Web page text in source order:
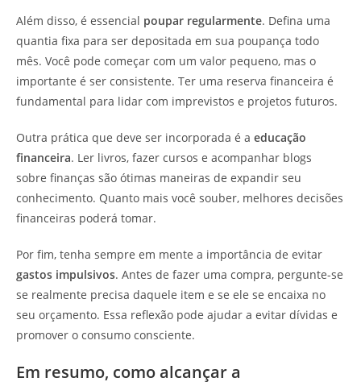
Além disso, é essencial poupar regularmente. Defina uma
quantia fixa para ser depositada em sua poupança todo
mês. Você pode começar com um valor pequeno, mas o
importante é ser consistente. Ter uma reserva financeira é
fundamental para lidar com imprevistos e projetos futuros.
Outra prática que deve ser incorporada é a educação
financeira. Ler livros, fazer cursos e acompanhar blogs
sobre finanças são ótimas maneiras de expandir seu
conhecimento. Quanto mais você souber, melhores decisões
financeiras poderá tomar.
Por fim, tenha sempre em mente a importância de evitar
gastos impulsivos. Antes de fazer uma compra, pergunte-se
se realmente precisa daquele item e se ele se encaixa no
seu orçamento. Essa reflexão pode ajudar a evitar dívidas e
promover o consumo consciente.
Em resumo, como alcançar a